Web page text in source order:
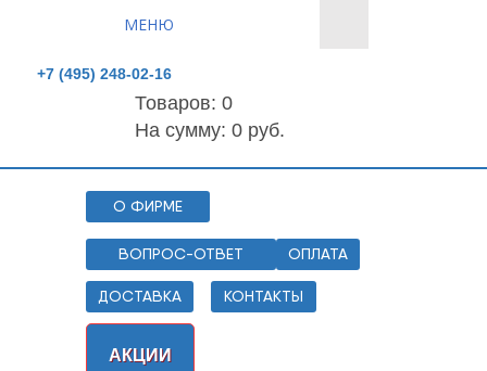
МЕНЮ
+7 (495) 248-02-16
Товаров: 0
На сумму: 0 руб.
О ФИРМЕ
ВОПРОС-ОТВЕТ ОПЛАТА
ДОСТАВКА КОНТАКТЫ
АКЦИИ